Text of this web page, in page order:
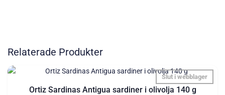
Relaterade Produkter
Ortiz Sardinas Antigua sardiner i olivolja 140 g
Slut i webblager